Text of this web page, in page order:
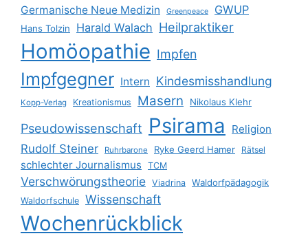
Germanische Neue Medizin Greenpeace GWUP
Hans Tolzin Harald Walach Heilpraktiker
Homöopathie Impfen
Impfgegner Intern Kindesmisshandlung
Kopp-Verlag Kreationismus Masern Nikolaus Klehr
Pseudowissenschaft Psirama Religion
Rudolf Steiner Ruhrbarone Ryke Geerd Hamer Rätsel
schlechter Journalismus TCM
Verschwörungstheorie Viadrina Waldorfpädagogik
Waldorfschule Wissenschaft
Wochenrückblick